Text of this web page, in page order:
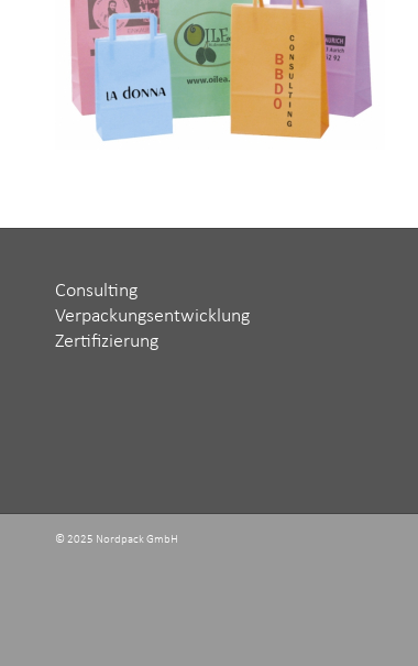
Consulting
Verpackungsentwicklung
Zertifizierung
© 2025 Nordpack GmbH ‬